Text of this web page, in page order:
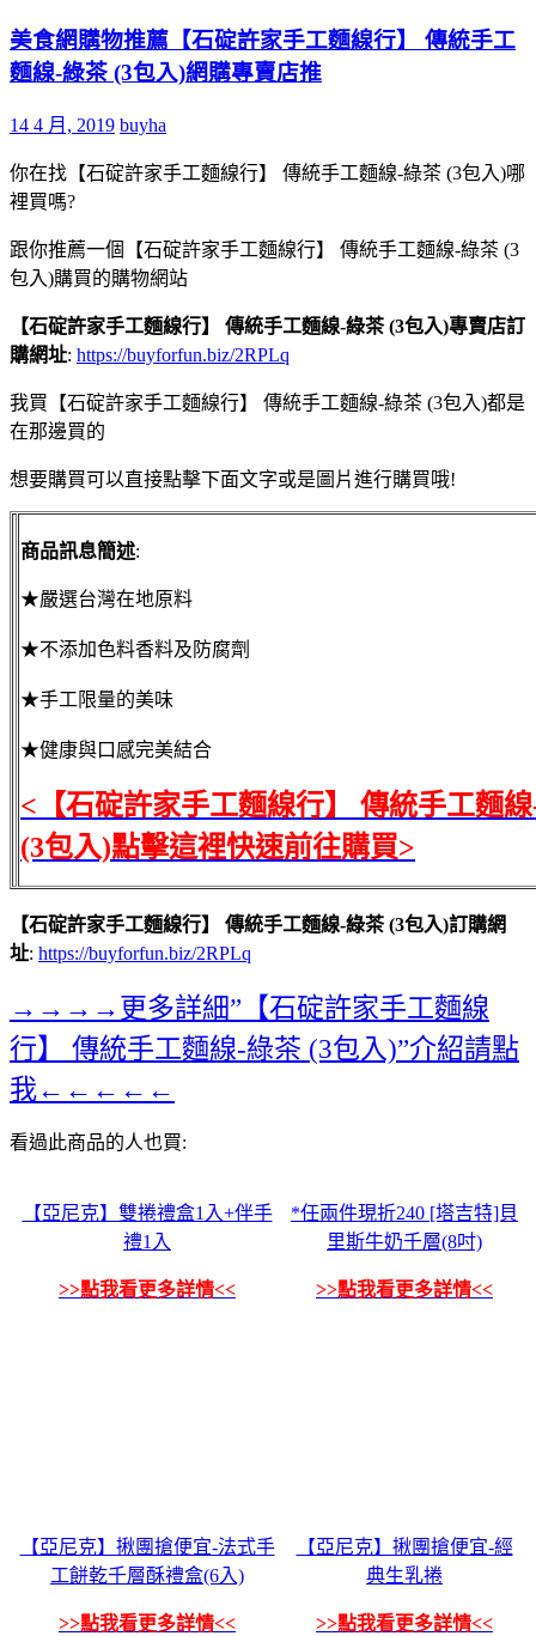
美食網購物推薦【石碇許家手工麵線行】 傳統手工
麵線-綠茶 (3包入)網購專賣店推
14 4 月, 2019 buyha
你在找【石碇許家手工麵線行】 傳統手工麵線-綠茶 (3包入)哪
裡買嗎?
跟你推薦一個【石碇許家手工麵線行】 傳統手工麵線-綠茶 (3
包入)購買的購物網站
【石碇許家手工麵線行】 傳統手工麵線-綠茶 (3包入)專賣店訂
購網址: https://buyforfun.biz/2RPLq
我買【石碇許家手工麵線行】 傳統手工麵線-綠茶 (3包入)都是
在那邊買的
想要購買可以直接點擊下面文字或是圖片進行購買哦!
商品訊息簡述:
★嚴選台灣在地原料
★不添加色料香料及防腐劑
★手工限量的美味
★健康與口感完美結合
<【石碇許家手工麵線行】 傳統手工麵
(3包入)點擊這裡快速前往購買>
【石碇許家手工麵線行】 傳統手工麵線-綠茶 (3包入)訂購網
址: https://buyforfun.biz/2RPLq
→→→→更多詳細”【石碇許家手工麵線
行】 傳統手工麵線-綠茶 (3包入)”介紹請點
我←←←←←
看過此商品的人也買:
【亞尼克】雙捲禮盒1入+伴手
禮1入
>>點我看更多詳情<<
*任兩件現折240 [塔吉特]貝
里斯牛奶千層(8吋)
>>點我看更多詳情<<
【亞尼克】揪團搶便宜-法式手
工餅乾千層酥禮盒(6入)
>>點我看更多詳情<<
【亞尼克】揪團搶便宜-經
典生乳捲
>>點我看更多詳情<<